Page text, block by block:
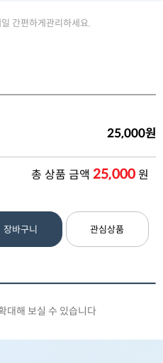
간편하게관리하세요.
25,000원
총 상품 금액 25,000원
장바구니 관심상품
대해 보실 수 있습니다